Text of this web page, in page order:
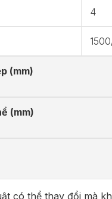
4
(mm)
(mm)
có thể thay đổi mà